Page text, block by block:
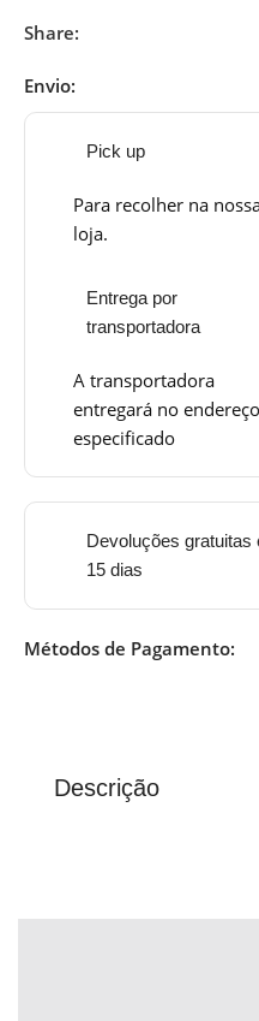
Share:
Envio:
Pick up
Para recolher na
loja.
Entrega por
transportadora
A transportadora
entregará no endereço
especificado
Devoluções gratuitas
15 dias
Métodos de Pagamento:
Descrição